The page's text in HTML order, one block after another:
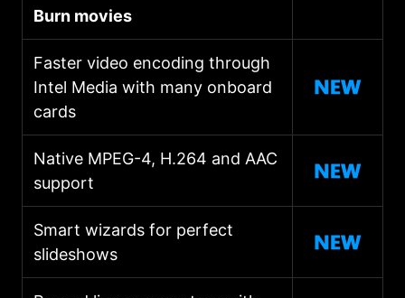
Burn movies
Faster video encoding through
Intel Media with many onboard
cards
Native MPEG-4, H.264 and AAC
support
Smart wizards for perfect
slideshows